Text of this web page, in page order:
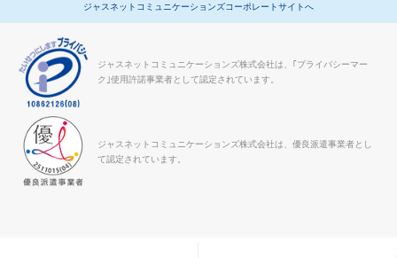
ジャスネットコミュニケーションズコーポレートサイトへ
ジャスネットコミュニケーションズ株式会社は、｢プライバシーマー
ク｣使用許諾事業者として認定されています。
ジャスネットコミュニケーションズ株式会社は、優良派遣事業者とし
て認定されています。